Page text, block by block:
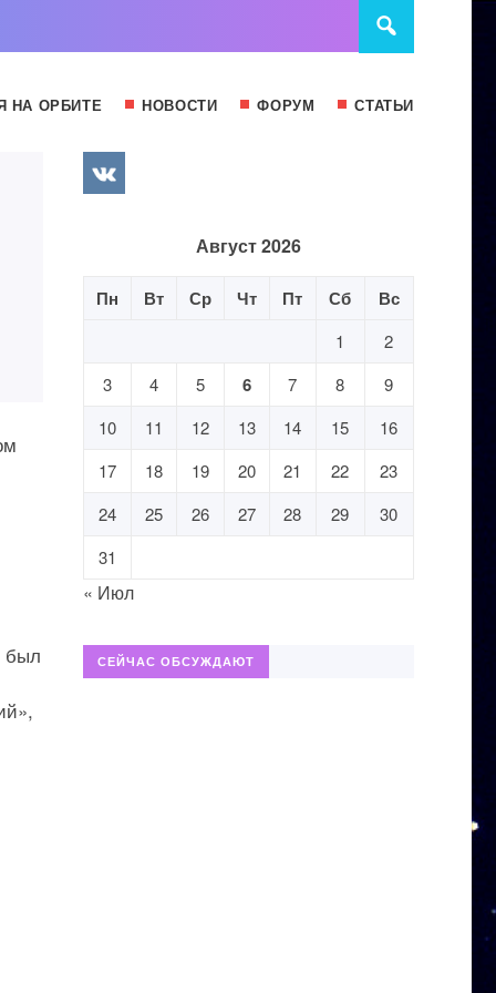
НА ОРБИТЕ НОВОСТИ ФОРУМ СТАТЬИ
был
Август 2026
Пн Вт Ср Чт Пт Сб Вс
1
2
3
4 5 6 7 8
9
10
11 12 13 14 15
16
17
18 19 20 21 22
23
24
25 26 27 28 29
30
31
« Июл
СЕЙЧАС ОБСУЖДАЮТ